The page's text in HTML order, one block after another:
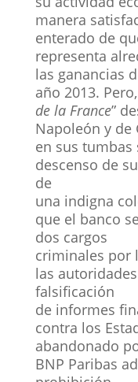
manera
enterado de
representa
las ganancias
año 2013.
de la France”
Napoleón y de
en sus tumbas
descenso de
de
una indigna
que el banco
dos cargos
criminales por
las
falsificación
de informes
contra los
abandonado
BNP Paribas